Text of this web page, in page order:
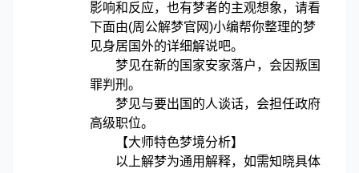
影响和反应，也有梦者的主观想象，请看
下面由(周公解梦官网)小编帮你整理的梦
见身居国外的详细解说吧。
梦见在新的国家安家落户，会因叛国
罪判刑。
梦见与要出国的人谈话，会担任政府
高级职位。
【大师特色梦境分析】
以上解梦为通用解释，如需知晓具体